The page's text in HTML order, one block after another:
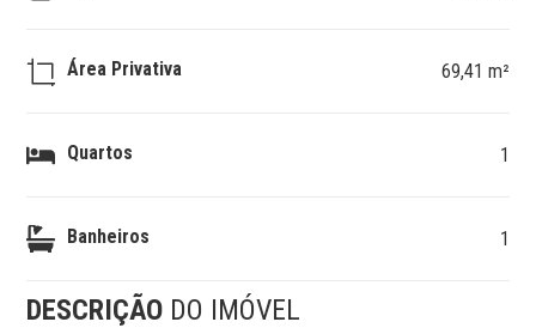
Área Privativa 69,41 m²
Quartos 1
Banheiros 1
DESCRIÇÃO DO IMÓVEL